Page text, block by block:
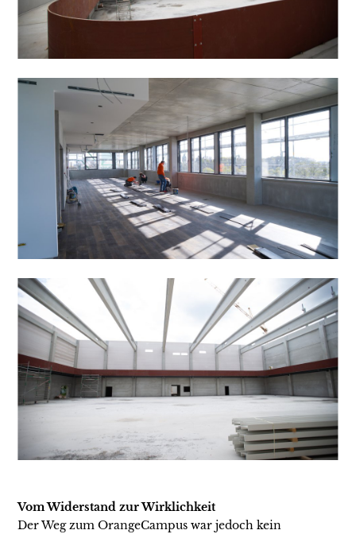
Vom Widerstand zur Wirklichkeit
Der Weg zum OrangeCampus war jedoch kein